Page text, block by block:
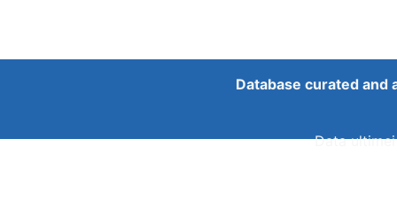
Database curated
Data